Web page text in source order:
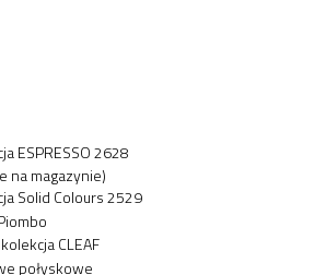
ESPRESSO 2628
na magazynie)
Solid Colours 2529
CLEAF
połyskowe